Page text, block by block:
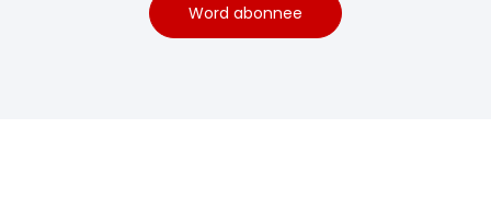
Word abonnee